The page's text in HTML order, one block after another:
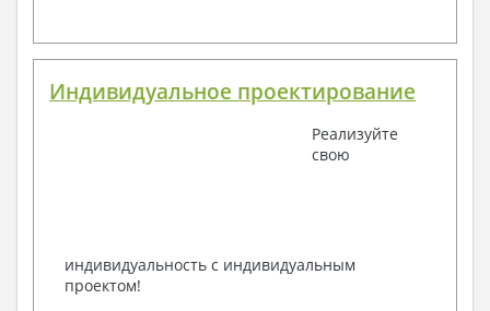
Индивидуальное проектирование
Реализуйте
свою
индивидуальность с индивидуальным
проектом!